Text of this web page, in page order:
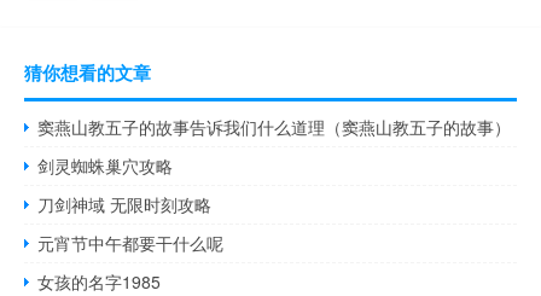
猜你想看的文章
窦燕山教五子的故事告诉我们什么道理（窦燕山教五子的故事）
剑灵蜘蛛巢穴攻略
刀剑神域 无限时刻攻略
元宵节中午都要干什么呢
女孩的名字1985